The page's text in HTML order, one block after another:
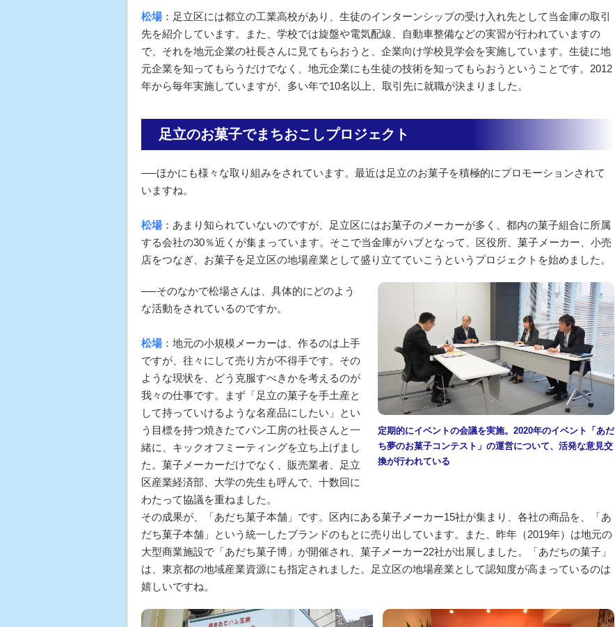
松場：足立区には都立の工業高校があり、生徒のインターンシップの受け入れ先として当金庫の取引
先を紹介しています。また、学校では旋盤や電気配線、自動車整備などの実習が行われていますの
で、それを地元企業の社長さんに見てもらおうと、企業向け学校見学会を実施しています。生徒に地
元企業を知ってもらうだけでなく、地元企業にも生徒の技術を知ってもらおうということです。2012
年から毎年実施していますが、多い年で10名以上、取引先に就職が決まりました。
足立のお菓子でまちおこしプロジェクト
──ほかにも様々な取り組みをされています。最近は足立のお菓子を積極的にプロモーションされて
いますね。
松場：あまり知られていないのですが、足立区にはお菓子のメーカーが多く、都内の菓子組合に所属
する会社の30％近くが集まっています。そこで当金庫がハブとなって、区役所、菓子メーカー、小売
店をつなぎ、お菓子を足立区の地場産業として盛り立てていこうというプロジェクトを始めました。
定期的にイベントの会議を実施。2020年のイベント「あだ
ち夢のお菓子コンテスト」の運営について、活発な意見交
換が行われている
──そのなかで松場さんは、具体的にどのよう
な活動をされているのですか。
松場：地元の小規模メーカーは、作るのは上手
ですが、往々にして売り方が不得手です。その
ような現状を、どう克服すべきかを考えるのが
我々の仕事です。まず「足立の菓子を手土産と
して持っていけるような名産品にしたい」とい
う目標を持つ焼きたてパン工房の社長さんと一
緒に、キックオフミーティングを立ち上げまし
た。菓子メーカーだけでなく、販売業者、足立
区産業経済部、大学の先生も呼んで、十数回に
わたって協議を重ねました。
その成果が、「あだち菓子本舗」です。区内にある菓子メーカー15社が集まり、各社の商品を、「あ
だち菓子本舗」という統一したブランドのもとに売り出しています。また、昨年（2019年）は地元の
大型商業施設で「あだち菓子博」が開催され、菓子メーカー22社が出展しました。「あだちの菓子」
は、東京都の地域産業資源にも指定されました。足立区の地場産業として認知度が高まっているのは
嬉しいですね。